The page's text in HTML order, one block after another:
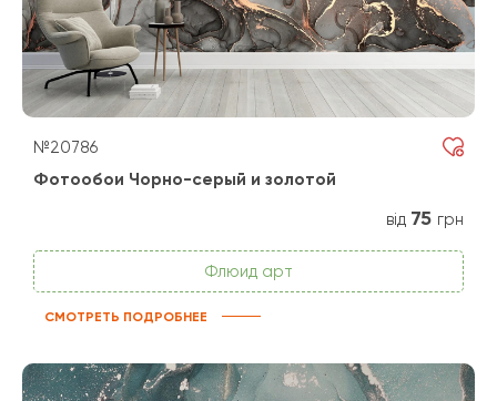
№20786
Фотообои Чорно-серый и золотой
від 75 грн
Флюид арт
СМОТРЕТЬ ПОДРОБНЕЕ